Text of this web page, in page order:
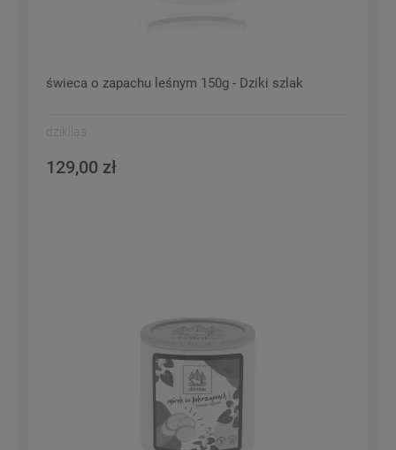
świeca o zapachu leśnym 150g - Dziki szlak
dzikilas
129,00 zł